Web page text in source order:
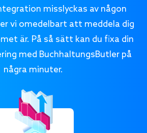
misslyckas av någon
vi omedelbart att meddela dig
är. På så sätt kan du fixa din
med BuchhaltungsButler på
några minuter.